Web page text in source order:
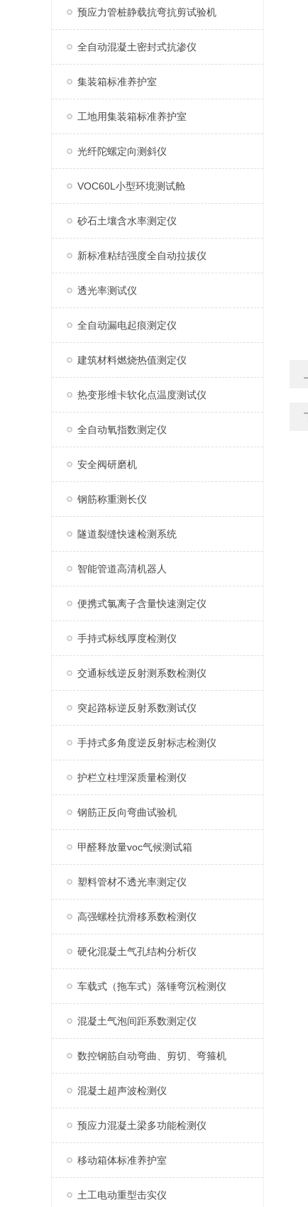
预应力管桩静载抗弯抗剪试验机
全自动混凝土密封式抗渗仪
集装箱标准养护室
工地用集装箱标准养护室
光纤陀螺定向测斜仪
VOC60L小型环境测试舱
砂石土壤含水率测定仪
新标准粘结强度全自动拉拔仪
透光率测试仪
全自动漏电起痕测定仪
建筑材料燃烧热值测定仪
热变形维卡软化点温度测试仪
全自动氧指数测定仪
安全阀研磨机
钢筋称重测长仪
隧道裂缝快速检测系统
智能管道高清机器人
便携式氯离子含量快速测定仪
手持式标线厚度检测仪
交通标线逆反射测系数检测仪
突起路标逆反射系数测试仪
手持式多角度逆反射标志检测仪
护栏立柱埋深质量检测仪
钢筋正反向弯曲试验机
甲醛释放量voc气候测试箱
塑料管材不透光率测定仪
高强螺栓抗滑移系数检测仪
硬化混凝土气孔结构分析仪
车载式（拖车式）落锤弯沉检测仪
混凝土气泡间距系数测定仪
数控钢筋自动弯曲、剪切、弯箍机
混凝土超声波检测仪
预应力混凝土梁多功能检测仪
移动箱体标准养护室
土工电动重型击实仪